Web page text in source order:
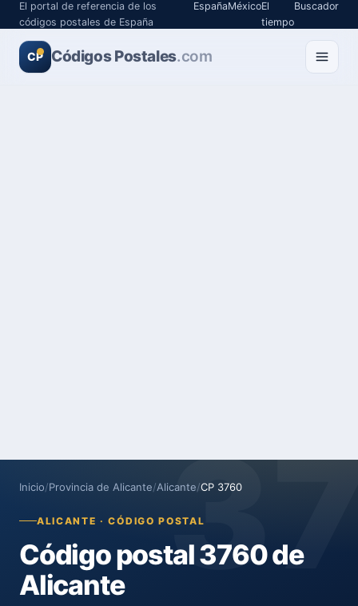
El portal de referencia de los
códigos postales de España
EspañaMéxicoEl
tiempo
Buscador
CP Códigos Postales.com
Inicio/Provincia de Alicante/Alicante/CP 3760
ALICANTE · CÓDIGO POSTAL
Código postal 3760 de
Alicante